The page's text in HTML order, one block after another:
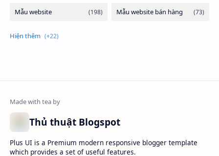
Thủ thuật Blogspot
Plus UI is a Premium modern responsive blogger template
which provides a set of useful features.